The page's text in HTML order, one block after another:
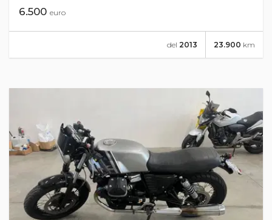
6.500 euro
23.900 km
del 2013